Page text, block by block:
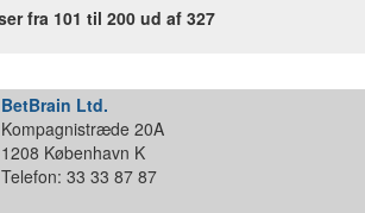
fra 101 til 200 ud af 327
BetBrain Ltd.
Kompagnistræde 20A
1208 København K
Telefon: 33 33 87 87